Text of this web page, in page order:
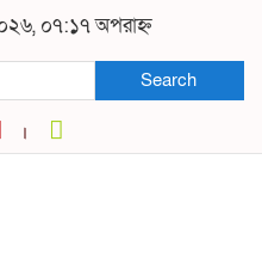
০৭:১৭ অপরাহ্ন
Search